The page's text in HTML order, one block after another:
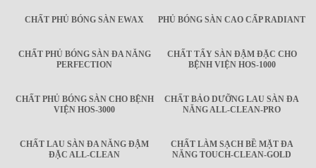
CHẤT PHỦ BÓNG SÀN EWAX PHỦ BÓNG SÀN CAO CẤP RADIANT
CHẤT PHỦ BÓNG SÀN ĐA NĂNG
PERFECTION
CHẤT TẨY SÀN ĐẬM ĐẶC CHO
BỆNH VIỆN HOS-1000
CHẤT PHỦ BÓNG SÀN CHO BỆNH
VIỆN HOS-3000
CHẤT BẢO DƯỠNG LAU SÀN ĐA
NĂNG ALL-CLEAN-PRO
CHẤT LAU SÀN ĐA NĂNG ĐẬM
ĐẶC ALL-CLEAN
CHẤT LÀM SẠCH BỀ MẶT ĐA
NĂNG TOUCH-CLEAN-GOLD